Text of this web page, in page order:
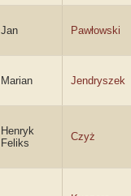
Jan Pawłowski
Marian Jendryszek
Henryk
Feliks
Czyż